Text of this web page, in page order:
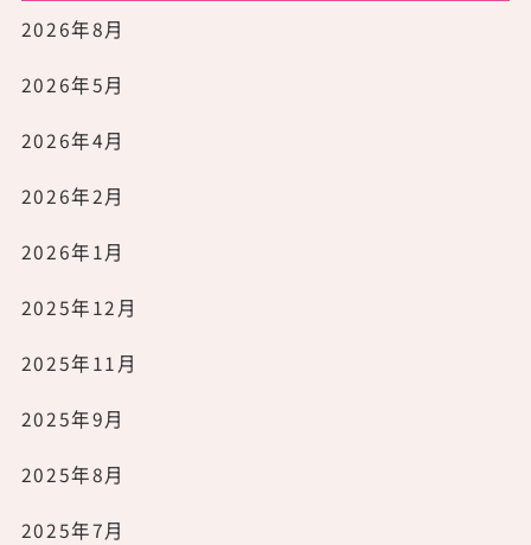
2026年8月
2026年5月
2026年4月
2026年2月
2026年1月
2025年12月
2025年11月
2025年9月
2025年8月
2025年7月